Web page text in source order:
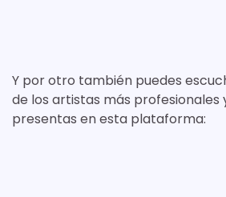
Y por otro también puedes
de los artistas más profesionales
presentas en esta plataforma: